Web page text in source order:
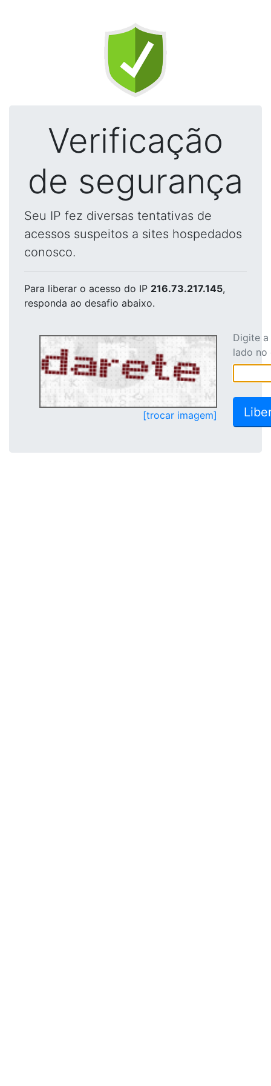
Verificação
de segurança
Seu IP fez diversas tentativas de
acessos suspeitos a sites hospedados
conosco.
Para liberar o acesso do IP 216.73.217.145,
responda ao desafio abaixo.
[trocar imagem]
Digite
lado no